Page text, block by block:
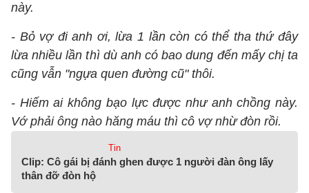
này.
- Bỏ vợ đi anh ơi, lừa 1 lần còn có thể tha thứ đây
lừa nhiều lần thì dù anh có bao dung đến mấy chị ta
cũng vẫn "ngựa quen đường cũ" thôi.
- Hiếm ai không bạo lực được như anh chồng này.
Vớ phải ông nào hăng máu thì cô vợ nhừ đòn rồi.
Tin
Clip: Cô gái bị đánh ghen được 1 người đàn ông lấy
thân đỡ đòn hộ